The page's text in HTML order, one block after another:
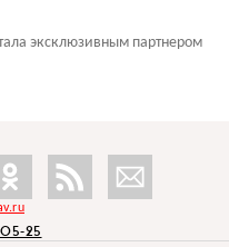
эксклюзивным партнером
05-25